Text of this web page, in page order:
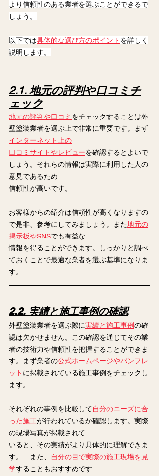
より信頼性のある業者を選ぶことができるで
しょう。
以下では具体的な選び方のポイント を詳しく
説明します。
2.1. 地元の評判や口コミチ
ェック
地元の評判や口コミ をチェックすることは外
壁塗装業者を選ぶ上で非常に重要です。まず
インターネット上の
口コミサイトやレビューを確認するとよいで
しょう。それらの情報は実際に利用した人の
意見であるため
信頼性が高いです。
お客様からの紹介は信頼性が高くなりますの
で是非、参考にしてみましょう。また地元の
掲示板やSNSでも有益な
情報を得ることができます。しっかりと調べ
ておくことで最適な業者を選ぶ基準になりま
す。
2.2. 実績と施工事例の確認
外壁塗装業者を選ぶ際に実績と施工事例の確
認は欠かせません。この確認を通じてその業
者の技術力や信頼性を把握することができま
す。まず業者の公式ホームページやパンフレ
ット に掲載されている施工事例をチェックし
ます。
それぞれの事例を比較して自分のニーズに合
った施工が行われているか確認します。実際
の現場写真が掲載されて
いると、その実績がより具体的に理解できま
す。　また、
自分の目で実際の施工現場を見
学することもおすすめです